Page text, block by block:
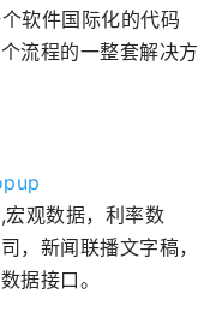
软件国际化的代码
流程的一整套解决方
观数据，利率数
，新闻联播文字稿，
据接口。